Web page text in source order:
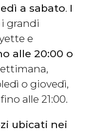
a sabato. I
grandi
e
alle 20:00 o
o giovedì,
alle 21:00.
ubicati nei